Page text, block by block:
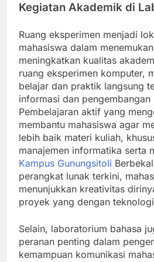
Kegiatan Akademik di
Ruang eksperimen menjadi
mahasiswa dalam
meningkatkan kualitas
ruang eksperimen komputer,
belajar dan praktik langsung
informasi dan
Pembelajaran aktif yang
membantu mahasiswa agar
lebih baik materi kuliah,
manajemen informatika serta
Kampus Gunungsitoli
perangkat lunak terkini,
menunjukkan kreativitas
proyek yang dengan
Selain, laboratorium bahasa
peranan penting dalam
kemampuan komunikasi